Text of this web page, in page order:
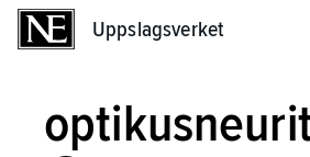
Uppslagsverket